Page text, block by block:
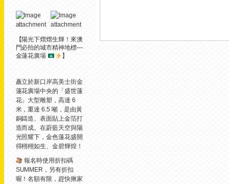
【陽光下熠熠生輝！來澳
門必拍的城市精神地標—
金蓮花廣場
】
矗立於新口岸高美士街金
蓮花廣場中央的「盛世蓮
花」大型雕塑，高達 6
米，重達 6.5 噸，是由黃
銅鑄造、表面貼上金箔打
造而成。在蔚藍天空與陽
光照耀下，金色蓮花盛開
得栩栩如生、金碧輝煌！
報名時使用折扣碼
SUMMER，另有折扣
喔！名額有限，趕快揪家